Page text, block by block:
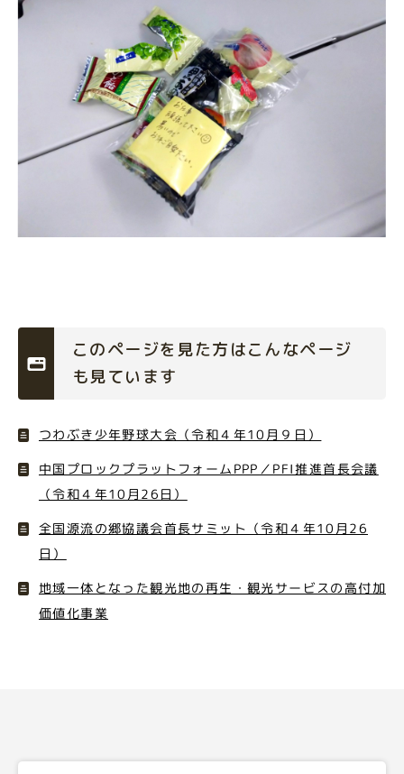
このページを見た方はこんなページ
も見ています
つわぶき少年野球大会（令和４年10月９日）
中国プロックプラットフォームPPP／PFI推進首長会議
（令和４年10月26日）
全国源流の郷協議会首長サミット（令和４年10月26
日）
地域一体となった観光地の再生・観光サービスの高付加
価値化事業